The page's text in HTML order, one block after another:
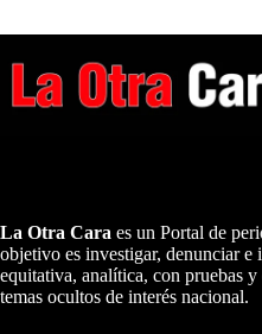
La Otra Cara es un Portal de
objetivo es investigar, denunciar e
equitativa, analítica, con pruebas
temas ocultos de interés nacional.